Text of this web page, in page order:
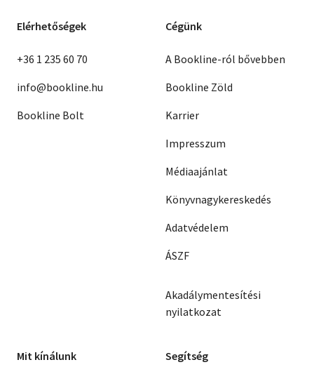
Elérhetőségek
+36 1 235 60 70
info@bookline.hu
Bookline Bolt
Cégünk
A Bookline-ról bővebben
Bookline Zöld
Karrier
Impresszum
Médiaajánlat
Könyvnagykereskedés
Adatvédelem
ÁSZF
Akadálymentesítési
nyilatkozat
Mit kínálunk Segítség